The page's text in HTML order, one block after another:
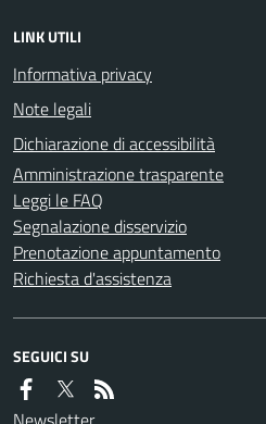
LINK UTILI
Informativa privacy
Note legali
Dichiarazione di accessibilità
Amministrazione trasparente
Leggi le FAQ
Segnalazione disservizio
Prenotazione appuntamento
Richiesta d'assistenza
SEGUICI SU